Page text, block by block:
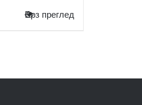
Брз преглед